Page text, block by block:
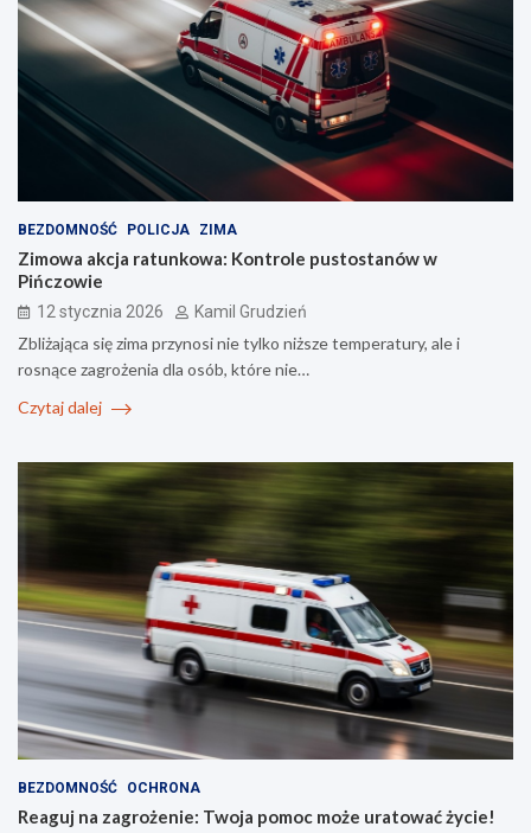
BEZDOMNOŚĆ POLICJA ZIMA
Zimowa akcja ratunkowa: Kontrole pustostanów w
Pińczowie
12 stycznia 2026 Kamil Grudzień
Zbliżająca się zima przynosi nie tylko niższe temperatury, ale i
rosnące zagrożenia dla osób, które nie…
Czytaj dalej
BEZDOMNOŚĆ OCHRONA
Reaguj na zagrożenie: Twoja pomoc może uratować życie!